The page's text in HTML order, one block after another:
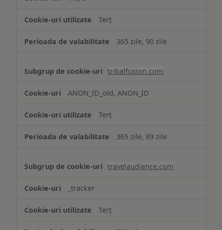
Terț
365 zile, 90 zile
tribalfusion.com
ANON_ID_old, ANON_ID
Terț
365 zile, 89 zile
travelaudience.com
_tracker
Terț